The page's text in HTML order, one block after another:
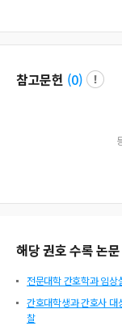
참고문헌 (0)
해당 권호 수록 논문
전문대학 간호학과 임
간호대학생과 간호사 대
찰